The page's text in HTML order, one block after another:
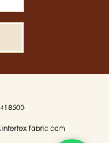
fabric.com